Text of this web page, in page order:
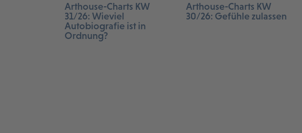
Arthouse-Charts KW
31/26: Wieviel
Autobiografie ist in
Ordnung?
Arthouse-Charts KW
30/26: Gefühle zulassen